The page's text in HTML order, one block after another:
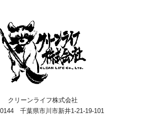
クリーンライフ株式会社
千葉県市川市新井1-21-19-101